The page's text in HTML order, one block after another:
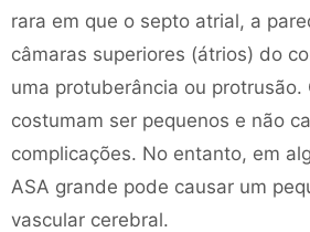
rara em que o septo atrial, a
câmaras superiores (átrios) do
uma protuberância ou protrusão.
costumam ser pequenos e não
complicações. No entanto, em
ASA grande pode causar um
vascular cerebral.